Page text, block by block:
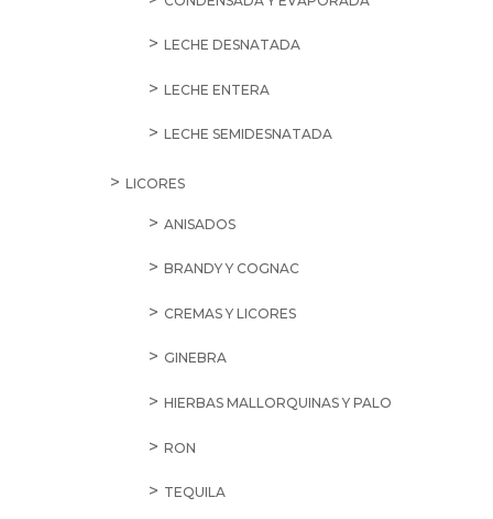
LECHE DESNATADA
LECHE ENTERA
LECHE SEMIDESNATADA
LICORES
ANISADOS
BRANDY Y COGNAC
CREMAS Y LICORES
GINEBRA
HIERBAS MALLORQUINAS Y PALO
RON
TEQUILA